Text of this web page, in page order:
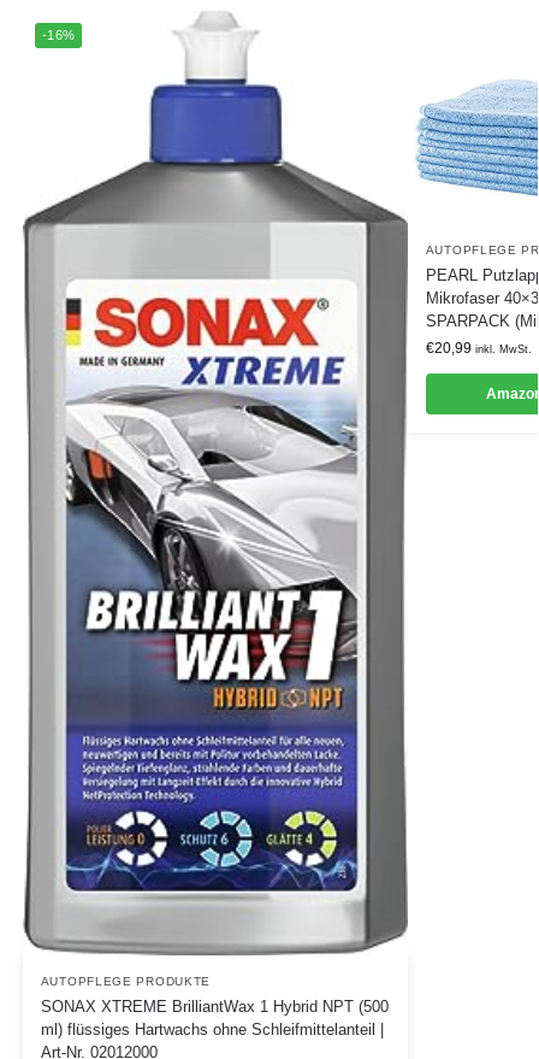
-16%
AUTOPFLEGE PRODUKTE
SONAX XTREME BrilliantWax 1 Hybrid NPT (500
ml) flüssiges Hartwachs ohne Schleifmittelanteil |
Art-Nr. 02012000
AUTOPFLEGE
PEARL
Mikrofaser
SPARPACK
€20,99 inkl. MwSt.